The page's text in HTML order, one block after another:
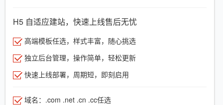
H5 自适应建站，快速上线售后无忧
高端模板任选，样式丰富，随心挑选
独立后台管理，操作简单，轻松更新
快速上线部署，周期短，即刻启用
域名：.com .net .cn .cc任选